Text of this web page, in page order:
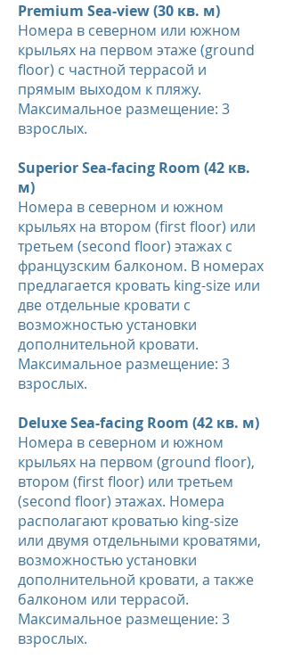
Premium Sea-view (30 кв. м)
Номера в северном или южном
крыльях на первом этаже (ground
floor) с частной террасой и
прямым выходом к пляжу.
Максимальное размещение: 3
взрослых.
Superior Sea-facing Room (42 кв.
м)
Номера в северном и южном
крыльях на втором (first floor) или
третьем (second floor) этажах с
французским балконом. В номерах
предлагается кровать king-size или
две отдельные кровати с
возможностью установки
дополнительной кровати.
Максимальное размещение: 3
взрослых.
Deluxe Sea-facing Room (42 кв. м)
Номера в северном и южном
крыльях на первом (ground floor),
втором (first floor) или третьем
(second floor) этажах. Номера
располагают кроватью king-size
или двумя отдельными кроватями,
возможностью установки
дополнительной кровати, а также
балконом или террасой.
Максимальное размещение: 3
взрослых.